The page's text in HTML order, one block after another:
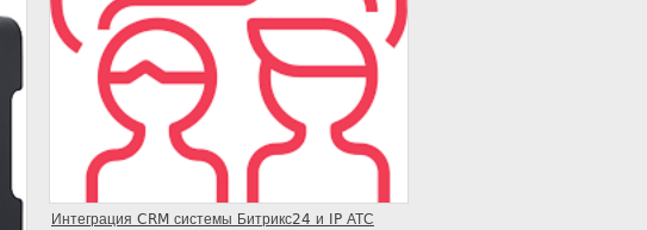
Интеграция CRM системы Битрикс24 и IP АТС